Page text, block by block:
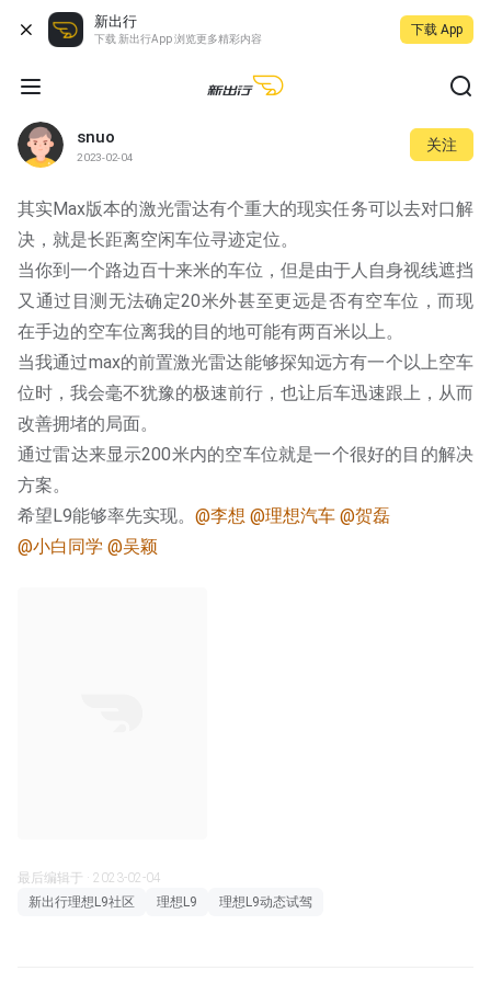
新出行
下载 新出行App 浏览更多精彩内容
下载 App
snuo
2023-02-04
关注
其实Max版本的激光雷达有个重大的现实任务可以去对口解
决，就是长距离空闲车位寻迹定位。
当你到一个路边百十来米的车位，但是由于人自身视线遮挡
又通过目测无法确定20米外甚至更远是否有空车位，而现
在手边的空车位离我的目的地可能有两百米以上。
当我通过max的前置激光雷达能够探知远方有一个以上空车
位时，我会毫不犹豫的极速前行，也让后车迅速跟上，从而
改善拥堵的局面。
通过雷达来显示200米内的空车位就是一个很好的目的解决
方案。
希望L9能够率先实现。 @李想 @理想汽车 @贺磊
@小白同学 @吴颖
最后编辑于 · 2023-02-04
新出行理想L9社区
理想L9 理想L9动态试驾